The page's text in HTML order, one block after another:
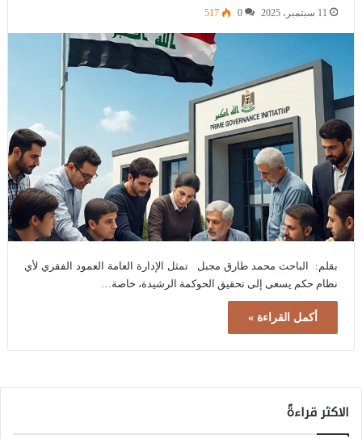
11 سبتمبر، 2025 0
517
بقلم: الباحث محمد طارق مجبل تمثل الإدارة العامة العمود الفقري لأي
نظام حكم يسعى إلى تحقيق الحوكمة الرشيدة، خاصة…
أكمل القراءة »
الاكثر قراءةً